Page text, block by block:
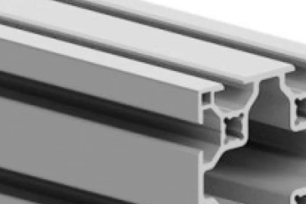
Keressen minket bizalommal ezen a telefonszámon: +36 20
295 5666